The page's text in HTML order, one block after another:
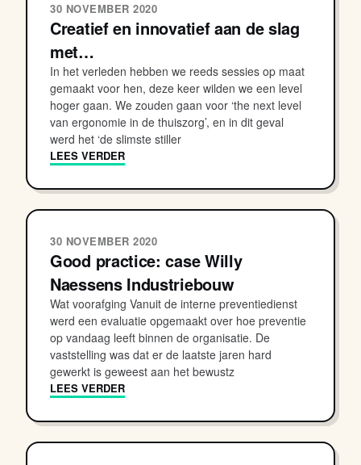
30 NOVEMBER 2020
Creatief en innovatief aan de slag
met…
In het verleden hebben we reeds sessies op maat
gemaakt voor hen, deze keer wilden we een level
hoger gaan. We zouden gaan voor ‘the next level
van ergonomie in de thuiszorg’, en in dit geval
werd het ‘de slimste stiller
LEES VERDER
30 NOVEMBER 2020
Good practice: case Willy
Naessens Industriebouw
Wat voorafging Vanuit de interne preventiedienst
werd een evaluatie opgemaakt over hoe preventie
op vandaag leeft binnen de organisatie. De
vaststelling was dat er de laatste jaren hard
gewerkt is geweest aan het bewustz
LEES VERDER